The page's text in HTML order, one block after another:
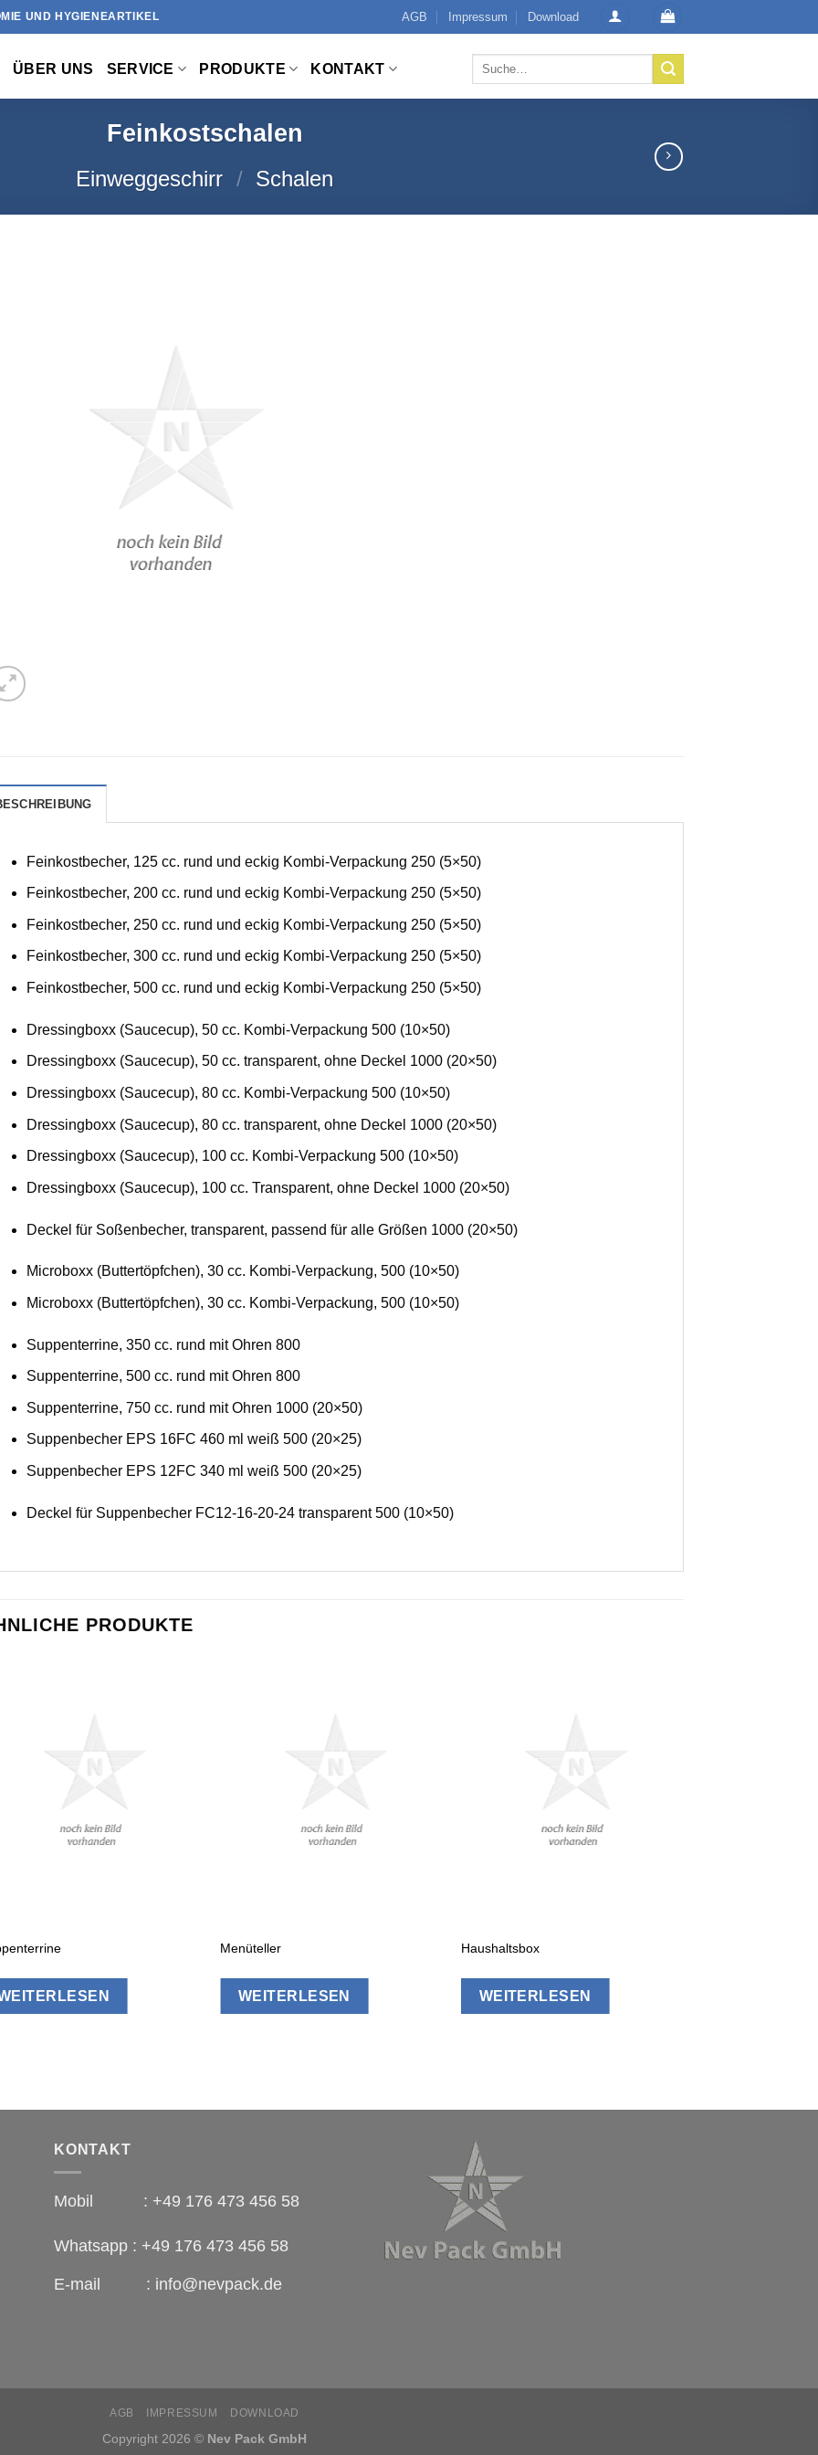
UND HYGIENEARTIKEL AGB Impressum Download
ÜBER UNS SERVICE PRODUKTE KONTAKT
Suche
Feinkostschalen
Einweggeschirr / Schalen
Feinkostbecher, 125 cc. rund und eckig Kombi-Verpackung 250 (5×50)
Feinkostbecher, 200 cc. rund und eckig Kombi-Verpackung 250 (5×50)
Feinkostbecher, 250 cc. rund und eckig Kombi-Verpackung 250 (5×50)
Feinkostbecher, 300 cc. rund und eckig Kombi-Verpackung 250 (5×50)
Feinkostbecher, 500 cc. rund und eckig Kombi-Verpackung 250 (5×50)
Dressingboxx (Saucecup), 50 cc. Kombi-Verpackung 500 (10×50)
Dressingboxx (Saucecup), 50 cc. transparent, ohne Deckel 1000 (20×50)
Dressingboxx (Saucecup), 80 cc. Kombi-Verpackung 500 (10×50)
Dressingboxx (Saucecup), 80 cc. transparent, ohne Deckel 1000 (20×50)
Dressingboxx (Saucecup), 100 cc. Kombi-Verpackung 500 (10×50)
Dressingboxx (Saucecup), 100 cc. Transparent, ohne Deckel 1000 (20×50)
Deckel für Soßenbecher, transparent, passend für alle Größen 1000 (20×50)
Microboxx (Buttertöpfchen), 30 cc. Kombi-Verpackung, 500 (10×50)
Microboxx (Buttertöpfchen), 30 cc. Kombi-Verpackung, 500 (10×50)
Suppenterrine, 350 cc. rund mit Ohren 800
Suppenterrine, 500 cc. rund mit Ohren 800
Suppenterrine, 750 cc. rund mit Ohren 1000 (20×50)
Suppenbecher EPS 16FC 460 ml weiß 500 (20×25)
Suppenbecher EPS 12FC 340 ml weiß 500 (20×25)
Deckel für Suppenbecher FC12-16-20-24 transparent 500 (10×50)
PRODUKTE
Menüteller
WEITERLESEN
Haushaltsbox
WEITERLESEN
KONTAKT
Mobil : +49 176 473 456 58
Whatsapp : +49 176 473 456 58
E-mail : info@nevpack.de
AGB IMPRESSUM DOWNLOAD
Copyright 2026 © Nev Pack GmbH